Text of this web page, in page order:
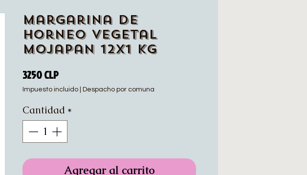
Margarina de
horneo vegetal
Mojapan 12x1 Kg
3250 CLPPrecio
Impuesto incluido Despacho por comuna
Cantidad *
Agregar al carrito